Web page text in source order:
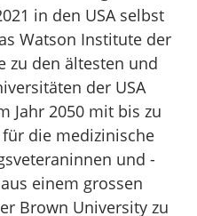
in den USA selbst
Watson Institute der
zu den ältesten und
der USA
Jahr 2050 mit bis zu
die medizinische
und -
einem grossen
Brown University zu